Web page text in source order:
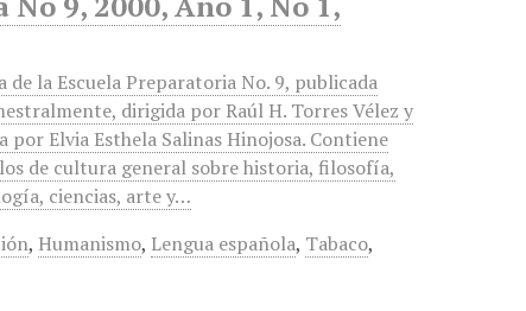
de la Escuela Preparatoria No. 9, publicada
dirigida por Raúl H. Torres Vélez y
por Elvia Esthela Salinas Hinojosa. Contiene
de cultura general sobre historia, filosofía,
ciencias, arte y…
, Humanismo, Lengua española, Tabaco,